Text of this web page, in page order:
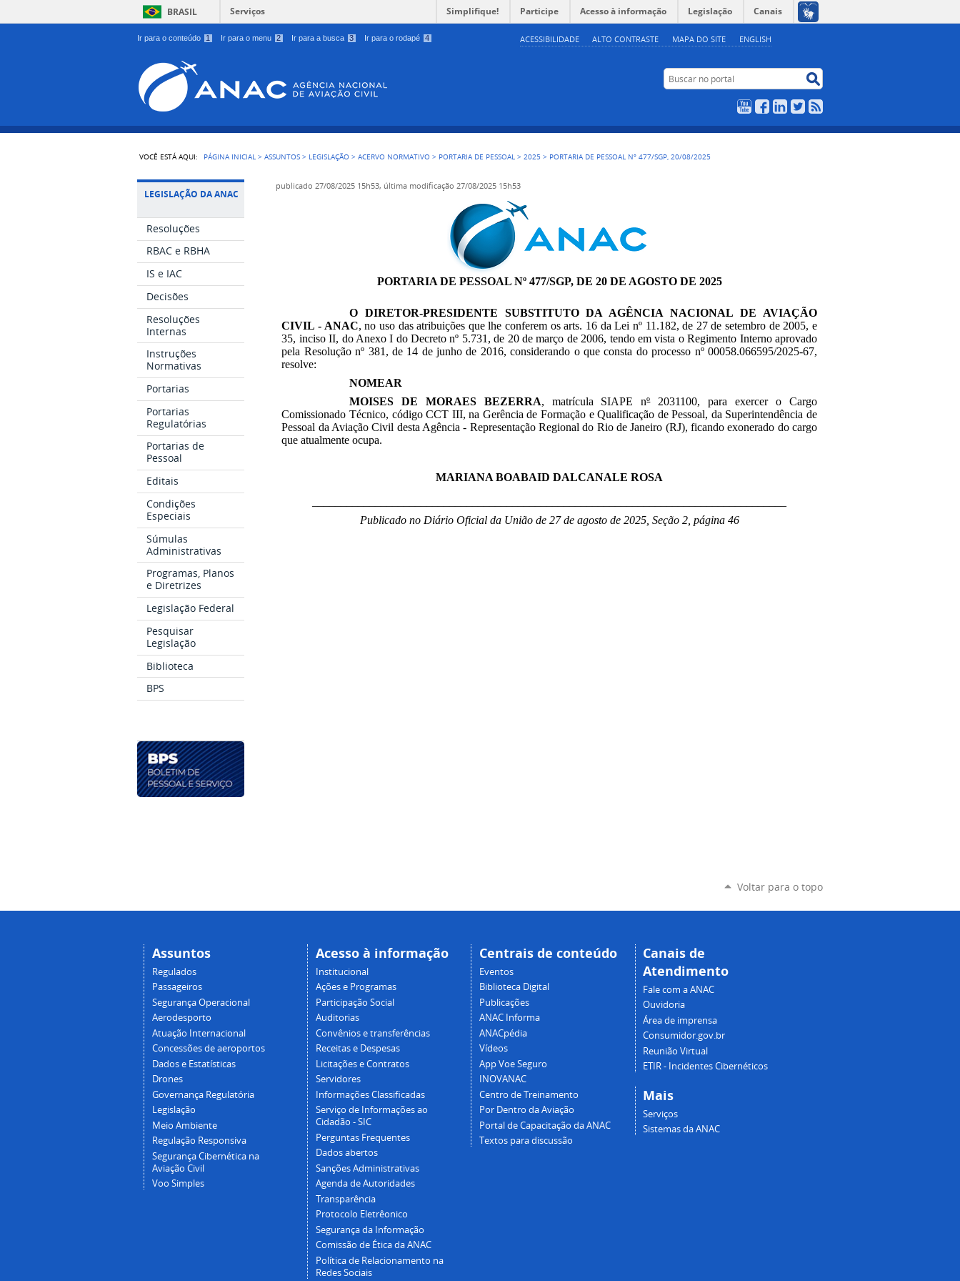
Ir para o conteúdo 1 Ir para o menu 2 Ir para a busca 3 Ir para o rodapé 4 ACESSIBILIDADE ALTO CONTRASTE MAPA DO SITE ENGLISH
BRASIL Serviços Simplifique! Participe Acesso à informação Legislação Canais
Buscar no portal
YouTubeFacebookLinkedIn
Twitter
VOCÊ ESTÁ AQUI: PÁGINA INICIAL >ASSUNTOS > LEGISLAÇÃO >ACERVO NORMATIVO > PORTARIA DE PESSOAL >2025 > PORTARIA DE PESSOAL Nº 477/SGP, 20/08/2025
LEGISLAÇÃO DA ANAC
Resoluções
RBAC e RBHA
IS e IAC
Decisões
Resoluções
Internas
Instruções
Normativas
Portarias
Portarias
Regulatórias
Portarias de
Pessoal
Editais
Condições
Especiais
Súmulas
Administrativas
Programas, Planos
e Diretrizes
Legislação Federal
Pesquisar
Legislação
Biblioteca
BPS
publicado 27/08/2025 15h53, última modificação 27/08/2025 15h53
PORTARIA DE PESSOAL Nº 477/SGP, DE 20 DE AGOSTO DE 2025
O DIRETOR-PRESIDENTE SUBSTITUTO DA AGÊNCIA NACIONAL DE AVIAÇÃO
CIVIL - ANAC, no uso das atribuições que lhe conferem os arts. 16 da Lei nº 11.182, de 27 de setembro de 2005, e
35, inciso II, do Anexo I do Decreto nº 5.731, de 20 de março de 2006, tendo em vista o Regimento Interno aprovado
pela Resolução nº 381, de 14 de junho de 2016, considerando o que consta do processo nº 00058.066595/2025-67,
resolve:
NOMEAR
MOISES DE MORAES BEZERRA, matrícula SIAPE nº2031100, para exercer o Cargo
Comissionado Técnico, código CCT III, na Gerência de Formação e Qualificação de Pessoal, da Superintendência de
Pessoal da Aviação Civil desta Agência - Representação Regional do Rio de Janeiro (RJ), ficando exonerado do cargo
que atualmente ocupa.
MARIANA BOABAID DALCANALE ROSA
Publicado no Diário Oficial da União de 27 de agostode 2025, Seção 2, página 46
Voltar para o topo
Assuntos
Regulados
Passageiros
Segurança Operacional
Aerodesporto
Atuação Internacional
Concessões de aeroportos
Dados e Estatísticas
Drones
Governança Regulatória
Legislação
Meio Ambiente
Regulação Responsiva
Segurança Cibernética na
Aviação Civil
Voo Simples
Acesso à informação
Institucional
Ações e Programas
Participação Social
Auditorias
Convênios e transferências
Receitas e Despesas
Licitações e Contratos
Servidores
Informações Classificadas
Serviço de Informações ao
Cidadão - SIC
Perguntas Frequentes
Dados abertos
Sanções Administrativas
Agenda de Autoridades
Transparência
Protocolo Eletrêonico
Segurança da Informação
Comissão de Ética da ANAC
Política de Relacionamento na
Redes Sociais
Centrais de conteúdo
Eventos
Biblioteca Digital
Publicações
ANAC Informa
ANACpédia
Vídeos
App Voe Seguro
INOVANAC
Centro de Treinamento
Por Dentro da Aviação
Portal de Capacitação da ANAC
Textos para discussão
Canais de
Atendimento
Fale com a ANAC
Ouvidoria
Área de imprensa
Consumidor.gov.br
Reunião Virtual
ETIR - Incidentes Cibernéticos
Mais
Serviços
Sistemas da ANAC